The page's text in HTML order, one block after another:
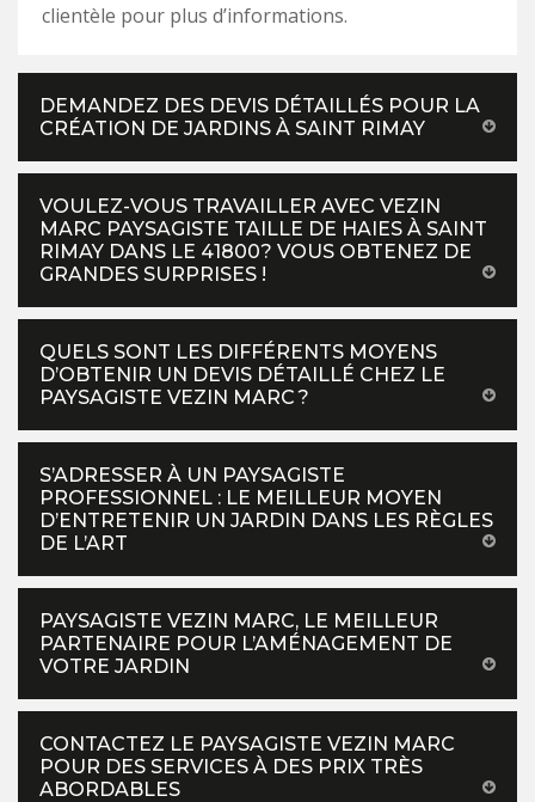
clientèle pour plus d’informations.
DEMANDEZ DES DEVIS DÉTAILLÉS POUR LA
CRÉATION DE JARDINS À SAINT RIMAY
VOULEZ-VOUS TRAVAILLER AVEC VEZIN
MARC PAYSAGISTE TAILLE DE HAIES À SAINT
RIMAY DANS LE 41800? VOUS OBTENEZ DE
GRANDES SURPRISES !
QUELS SONT LES DIFFÉRENTS MOYENS
D’OBTENIR UN DEVIS DÉTAILLÉ CHEZ LE
PAYSAGISTE VEZIN MARC ?
S’ADRESSER À UN PAYSAGISTE
PROFESSIONNEL : LE MEILLEUR MOYEN
D’ENTRETENIR UN JARDIN DANS LES RÈGLES
DE L’ART
PAYSAGISTE VEZIN MARC, LE MEILLEUR
PARTENAIRE POUR L’AMÉNAGEMENT DE
VOTRE JARDIN
CONTACTEZ LE PAYSAGISTE VEZIN MARC
POUR DES SERVICES À DES PRIX TRÈS
ABORDABLES